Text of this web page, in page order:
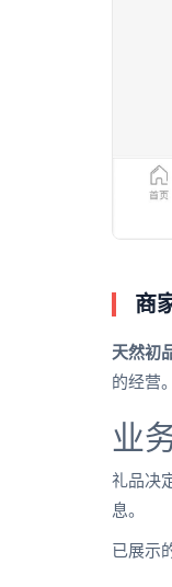
商
天然初
的经营
业
礼品决
息。
已展示